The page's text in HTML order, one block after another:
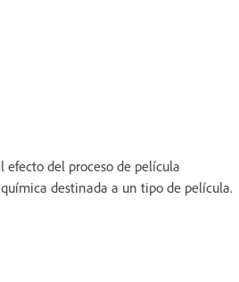
efecto del proceso de película
destinada a un tipo de película.